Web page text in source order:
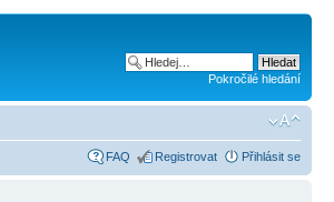
Pokročilé hledání
FAQ Registrovat Přihlásit se